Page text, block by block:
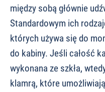
między sobą głównie
Standardowym ich
których używa się do
do kabiny. Jeśli całość
wykonana ze szkła,
klamrą, które